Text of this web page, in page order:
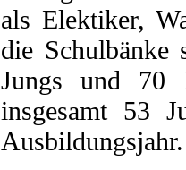
als Elektiker,
die Schulbänke
Jungs und 70
insgesamt 53
Ausbildungsjahr.